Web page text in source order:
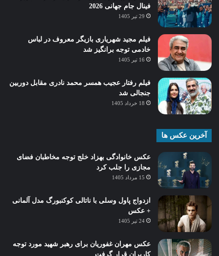
فینال جام جهانی 2026
29 تیر 1405
فیلم مجید شهریاری بازیگر معروف در لباس
خادمی توجه برانگیز شد
16 تیر 1405
فیلم رفتار عجیب همسر محمد نادری مقابل دوربین
جنجالی شد
18 خرداد 1405
آخرین عکس ها
عکس خانوادگی بهزاد خلج توجه مخاطبان فضای
مجازی را جلب کرد
15 مرداد 1405
ازدواج پاول وسلی با ناتالی کوکنبورگ مدل آلمانی
+ عکس
24 تیر 1405
عکس مهران غفوریان برای رهبر شهید مورد توجه
کاربران قرار گرفت